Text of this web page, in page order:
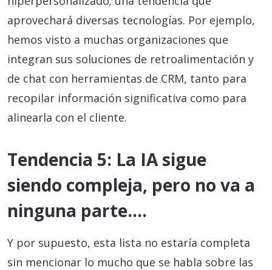
aprovechará diversas tecnologías. Por ejemplo,
hemos visto a muchas organizaciones que
integran sus soluciones de retroalimentación y
de chat con herramientas de CRM, tanto para
recopilar información significativa como para
alinearla con el cliente.
Tendencia 5: La IA sigue
siendo compleja, pero no va a
ninguna parte….
Y por supuesto, esta lista no estaría completa
sin mencionar lo mucho que se habla sobre las